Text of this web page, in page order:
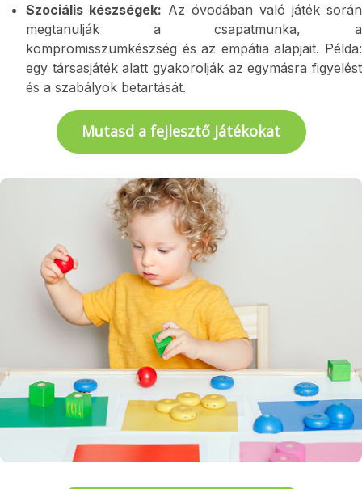
Szociális készségek: Az óvodában való játék során
megtanulják a csapatmunka, a
kompromisszumkészség és az empátia alapjait. Példa:
egy társasjáték alatt gyakorolják az egymásra figyelést
és a szabályok betartását.
Mutasd a fejlesztő játékokat